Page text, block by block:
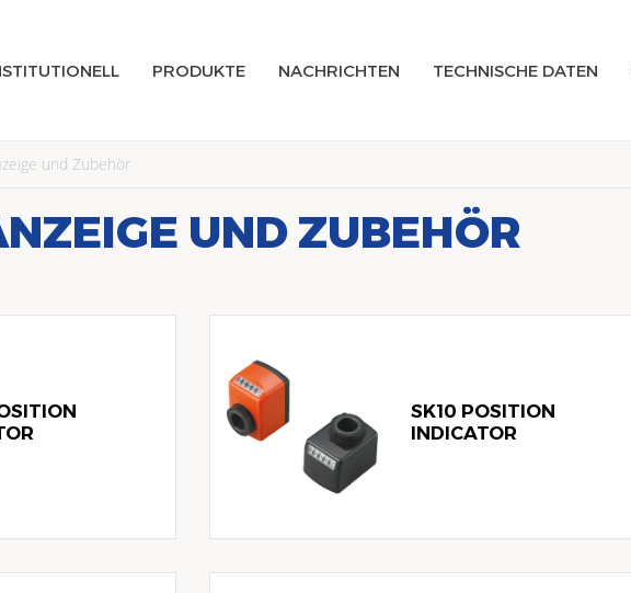
PRODUKTE NACHRICHTEN TECHNISCHE DATEN
und Zubehör
UND ZUBEHÖR
SK10 POSITION
INDICATOR